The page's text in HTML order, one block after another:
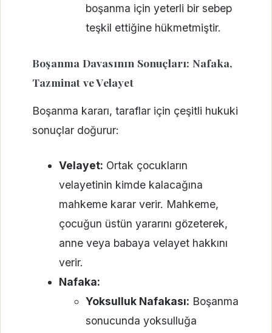
boşanma için yeterli bir sebep
teşkil ettiğine hükmetmiştir.
Boşanma Davasının Sonuçları: Nafaka,
Tazminat ve Velayet
Boşanma kararı, taraflar için çeşitli hukuki
sonuçlar doğurur:
Velayet: Ortak çocukların
velayetinin kimde kalacağına
mahkeme karar verir. Mahkeme,
çocuğun üstün yararını gözeterek,
anne veya babaya velayet hakkını
verir.
Nafaka:
Yoksulluk Nafakası: Boşanma
sonucunda yoksulluğa